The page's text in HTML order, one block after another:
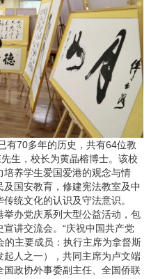
有70多年的历史，共有64位教
生，校长为黄晶榕博士。该校
培养学生爱国爱港的观念与情
国安教育，修建宪法教室及中
统文化的认识及守法意识。
办党庆系列大型公益活动，包
讲交流会。“庆祝中国共产党
的主要成员：执行主席为拿督斯
人之一），共同主席为卢文端
政协外事委副主任、全国侨联